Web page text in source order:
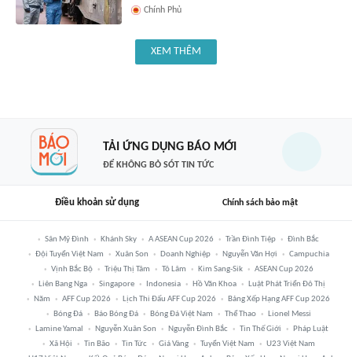
Chính Phủ
XEM THÊM
TẢI ỨNG DỤNG BÁO MỚI
ĐỂ KHÔNG BỎ SÓT TIN TỨC
Điều khoản sử dụng Chính sách bảo mật
Sân Mỹ Đình Khánh Sky A ASEAN Cup 2026 Trần Đình Tiệp
Đình Bắc
Đội Tuyển Việt Nam
Xuân Son Doanh Nghiệp Nguyễn Văn Hợi
Campuchia
Vịnh Bắc Bộ
Triệu Thị Tâm Tô Lâm Kim Sang-Sik
ASEAN Cup 2026
Liên Bang Nga
Singapore Indonesia Hồ Văn Khoa
Luật Phát Triển Đô Thị
Năm
AFF Cup 2026 Lịch Thi Đấu AFF Cup 2026
Bảng Xếp Hạng AFF Cup 2026
Bóng Đá
Báo Bóng Đá Bóng Đá Việt Nam Thể Thao
Lionel Messi
Lamine Yamal
Nguyễn Xuân Son Nguyễn Đình Bắc Tin Thế Giới
Pháp Luật
Xã Hội
Tin Bão Tin Tức Giá Vàng Tuyển Việt Nam
U23 Việt Nam